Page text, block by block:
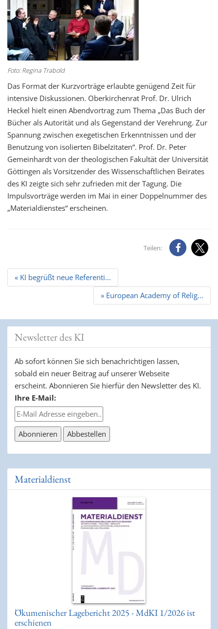
Foto: Regina Trabold
Das Format der Kurzvorträge erlaubte genügend Zeit für
intensive Diskussionen. Oberkirchenrat Prof. Dr. Ulrich
Heckel hielt einen Abendvortrag zum Thema „Das Buch der
Bücher als Autorität und als Gegenstand der Verehrung. Zur
Spannung zwischen exegetischen Erkenntnissen und der
Benutzung von isolierten Bibelzitaten“. Prof. Dr. Peter
Gemeinhardt von der theologischen Fakultät der Universität
Göttingen als Vorsitzender des Wissenschaftlichen Beirates
des KI zeigte sich sehr zufrieden mit der Tagung. Die
Impulsvorträge werden im Mai in einer Doppelnummer des
„Materialdienstes“ erscheinen.
Teilen:
Beitrags
Navigation
« KI begrüßt neue Referenti...
» European Academy of Relig...
Newsletter des KI
Ab sofort können Sie sich benachrichtigen lassen,
sobald ein neuer Beitrag auf unserer Webseite
erscheint. Abonnieren Sie hierfür den Newsletter des KI.
Ihre E-Mail:
Materialdienst
Ökumenischer Lagebericht 2025 - MdKI 1/2026 ist
erschienen